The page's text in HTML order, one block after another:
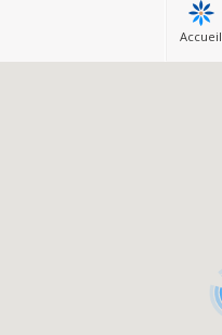
Accueil